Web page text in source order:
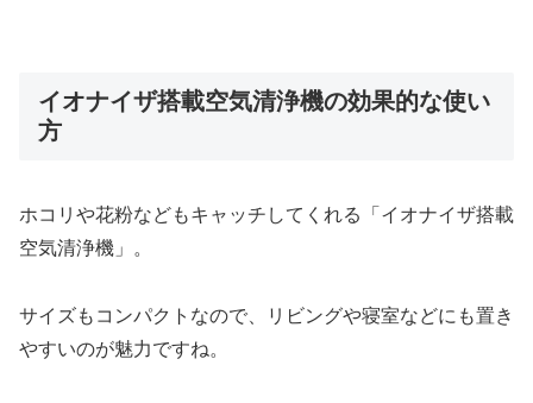
イオナイザ搭載空気清浄機の効果的な使い
方
ホコリや花粉などもキャッチしてくれる「イオナイザ搭載
空気清浄機」。
サイズもコンパクトなので、リビングや寝室などにも置き
やすいのが魅力ですね。